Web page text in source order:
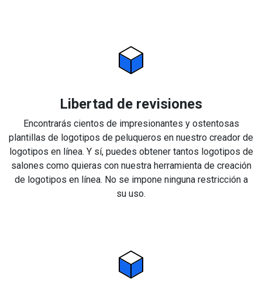
Libertad de revisiones
Encontrarás cientos de impresionantes y ostentosas
plantillas de logotipos de peluqueros en nuestro creador de
logotipos en línea. Y sí, puedes obtener tantos logotipos de
salones como quieras con nuestra herramienta de creación
de logotipos en línea. No se impone ninguna restricción a
su uso.